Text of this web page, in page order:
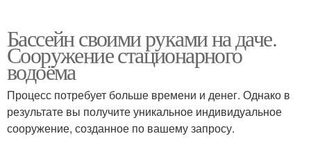
Бассейн своими руками на даче.
Сооружение стационарного
водоёма
Процесс потребует больше времени и денег. Однако в
результате вы получите уникальное индивидуальное
сооружение, созданное по вашему запросу.